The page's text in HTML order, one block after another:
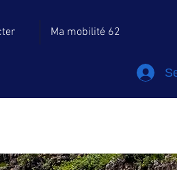
Ma mobilité 62